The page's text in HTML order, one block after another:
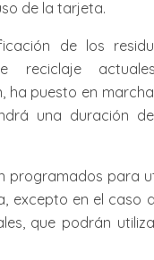
de la tarjeta.
de los
reciclaje
ha puesto en
una duración
programados para
excepto en el caso
que podrán